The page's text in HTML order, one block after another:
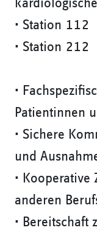
• Station 112
• Station 212
•
Patientinnen
• Sichere
und
• Kooperative
anderen
• Bereitschaft